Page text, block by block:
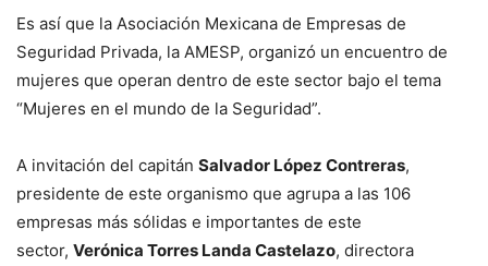
Es así que la Asociación Mexicana de Empresas de
Seguridad Privada, la AMESP, organizó un encuentro de
mujeres que operan dentro de este sector bajo el tema
“Mujeres en el mundo de la Seguridad”.
A invitación del capitán Salvador López Contreras,
presidente de este organismo que agrupa a las 106
empresas más sólidas e importantes de este
sector, Verónica Torres Landa Castelazo, directora